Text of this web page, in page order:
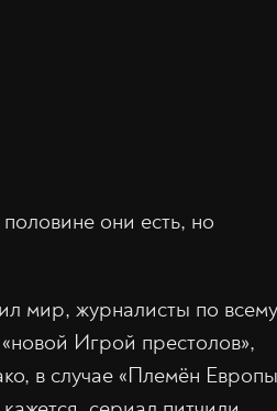
они есть, но
мир, журналисты по всему
Игрой престолов»,
в случае «Племён